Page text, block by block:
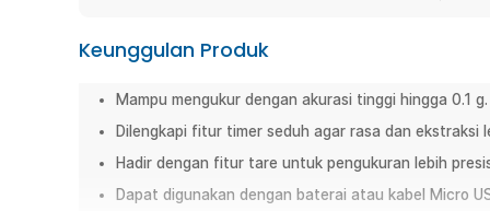
Toko Tangerang
Pick n Go Jakarta Barat
Senin -
Pick n Go Bekasi
Senin - Jumat
Pick n Go Depok
Senin - Jumat
Keunggulan Produk
Mampu mengukur dengan akurasi tinggi hingga 0.1 g.
Dilengkapi fitur timer seduh agar rasa dan ekstraksi
Hadir dengan fitur tare untuk pengukuran lebih
Dapat digunakan dengan baterai atau kabel Micro